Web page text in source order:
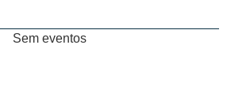
Sem eventos